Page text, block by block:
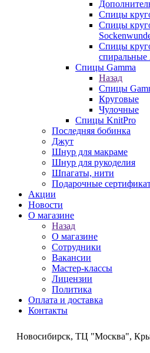
Спицы
Спицы
Спицы
Спицы Gamma
Назад
Спицы
Круговые
Чулочные
Спицы KnitPro
Последняя бобинка
Джут
Шнур для макраме
Шнур для рукоделия
Шпагаты, нити
Подарочные
Акции
Новости
О магазине
Назад
О магазине
Сотрудники
Вакансии
Мастер-классы
Лицензии
Политика
Оплата и доставка
Контакты
Новосибирск, ТЦ "Москва",